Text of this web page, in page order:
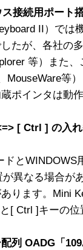
接続用ポート
II）では
たが、各社の
等）また
MouseWare等
ポインタは動
[ Ctrl ] の入
ドと
異なる場合が
ります。Mini
[ Ctrl ]キーの
列 OADG「